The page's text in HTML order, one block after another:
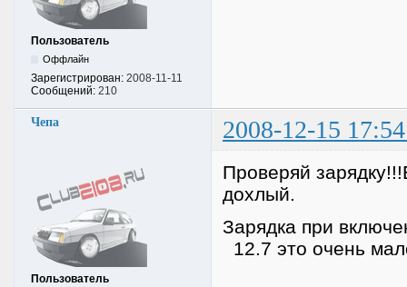
Пользователь
Оффлайн
Зарегистрирован: 2008-11-11
Сообщений: 210
Чепа 2008-12-15
Пользователь
Проверяй
дохлый.
Зарядка при
12.7 это очень